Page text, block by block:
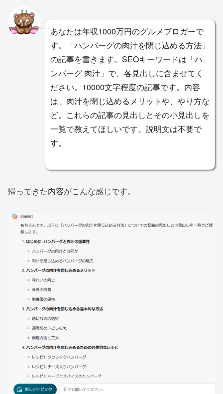
あなたは年収1000万円のグルメブロガーで
す。「ハンバーグの肉汁を閉じ込める方法」
の記事を書きます。SEOキーワードは「ハ
ンバーグ 肉汁」で、各見出しに含ませてく
ださい。10000文字程度の記事です。内容
は、肉汁を閉じ込めるメリットや、やり方な
ど。これらの記事の見出しとその小見出しを
一覧で教えてほしいです。説明文は不要で
す。
帰ってきた内容がこんな感じです。